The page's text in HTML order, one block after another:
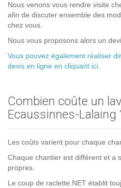
Nous venons vous rendre visite
afin de discuter ensemble des
chez vous.
Nous vous proposons alors un
Vous pouvez également réaliser
devis en ligne en cliquant ici.
Combien coûte un
Ecaussinnes-Lalaing
Les coûts varient pour chaque
Chaque chantier est différent et a
propres.
Le coup de raclette.NET établit